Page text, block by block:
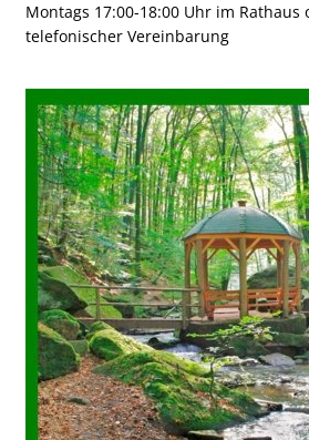
Montags 17:00-18:00 Uhr im Rathaus
telefonischer Vereinbarung